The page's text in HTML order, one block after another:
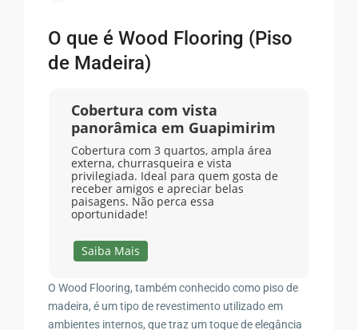
O que é Wood Flooring (Piso
de Madeira)
Cobertura com vista
panorâmica em Guapimirim
Cobertura com 3 quartos, ampla área
externa, churrasqueira e vista
privilegiada. Ideal para quem gosta de
receber amigos e apreciar belas
paisagens. Não perca essa
oportunidade!
Saiba Mais
O Wood Flooring, também conhecido como piso de
madeira, é um tipo de revestimento utilizado em
ambientes internos, que traz um toque de elegância